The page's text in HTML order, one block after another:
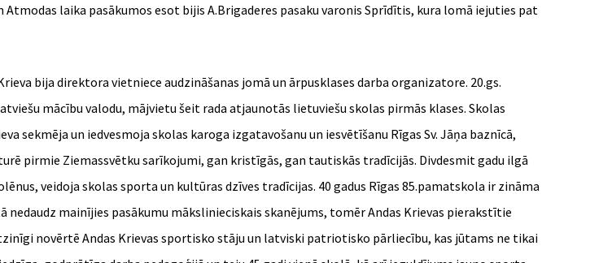
laika pasākumos esot bijis A.Brigaderes pasaku varonis Sprīdītis, kura lomā iejuties pat
bija direktora vietniece audzināšanas jomā un ārpusklases darba organizatore. 20.gs.
mācību valodu, mājvietu šeit rada atjaunotās lietuviešu skolas pirmās klases. Skolas
sekmēja un iedvesmoja skolas karoga izgatavošanu un iesvētīšanu Rīgas Sv. Jāņa baznīcā,
pirmie Ziemassvētku sarīkojumi, gan kristīgās, gan tautiskās tradīcijās. Divdesmit gadu ilgā
veidoja skolas sporta un kultūras dzīves tradīcijas. 40 gadus Rīgas 85.pamatskola ir zināma
mainījies pasākumu mākslinieciskais skanējums, tomēr Andas Krievas pierakstītie
novērtē Andas Krievas sportisko stāju un latviski patriotisko pārliecību, kas jūtams ne tikai